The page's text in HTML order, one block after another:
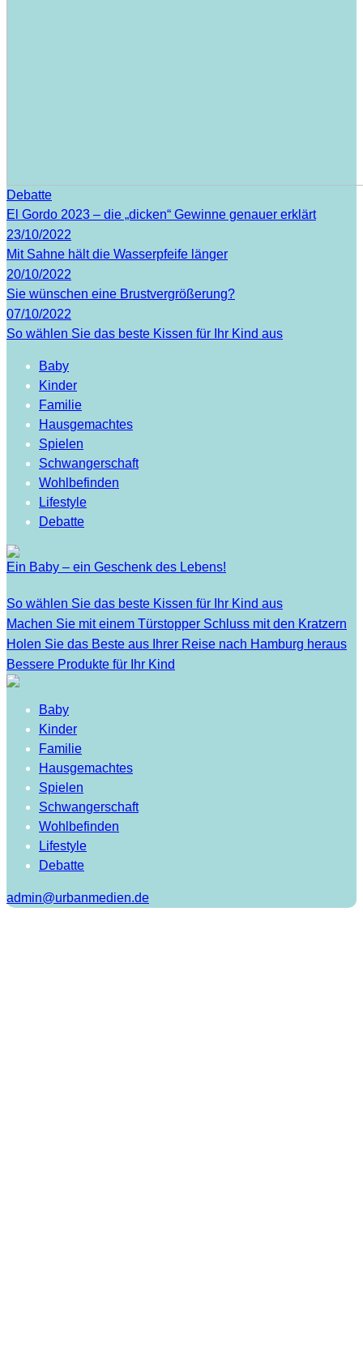
Debatte
El Gordo 2023 – die „dicken“ Gewinne genauer erklärt
23/10/2022
Mit Sahne hält die Wasserpfeife länger
20/10/2022
Sie wünschen eine Brustvergrößerung?
07/10/2022
So wählen Sie das beste Kissen für Ihr Kind aus
Baby
Kinder
Familie
Hausgemachtes
Spielen
Schwangerschaft
Wohlbefinden
Lifestyle
Debatte
Ein Baby – ein Geschenk des Lebens!
So wählen Sie das beste Kissen für Ihr Kind aus
Machen Sie mit einem Türstopper Schluss mit den Kratzern
Holen Sie das Beste aus Ihrer Reise nach Hamburg heraus
Bessere Produkte für Ihr Kind
Baby
Kinder
Familie
Hausgemachtes
Spielen
Schwangerschaft
Wohlbefinden
Lifestyle
Debatte
admin@urbanmedien.de